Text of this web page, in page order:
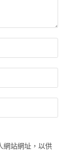
網站網址，以供